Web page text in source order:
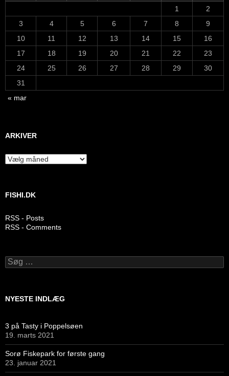
1
2
3
4 5 6 7 8
9
10
11 12 13 14 15
16
17
18 19 20 21 22
23
24
25 26 27 28 29
30
31
« mar
ARKIVER
Arkiver
FISHI.DK
RSS - Posts
RSS - Comments
Søg
efter:
NYESTE INDLÆG
3 på Tasty i Poppelsøen
19. marts 2021
Sorø Fiskepark for første gang
23. januar 2021